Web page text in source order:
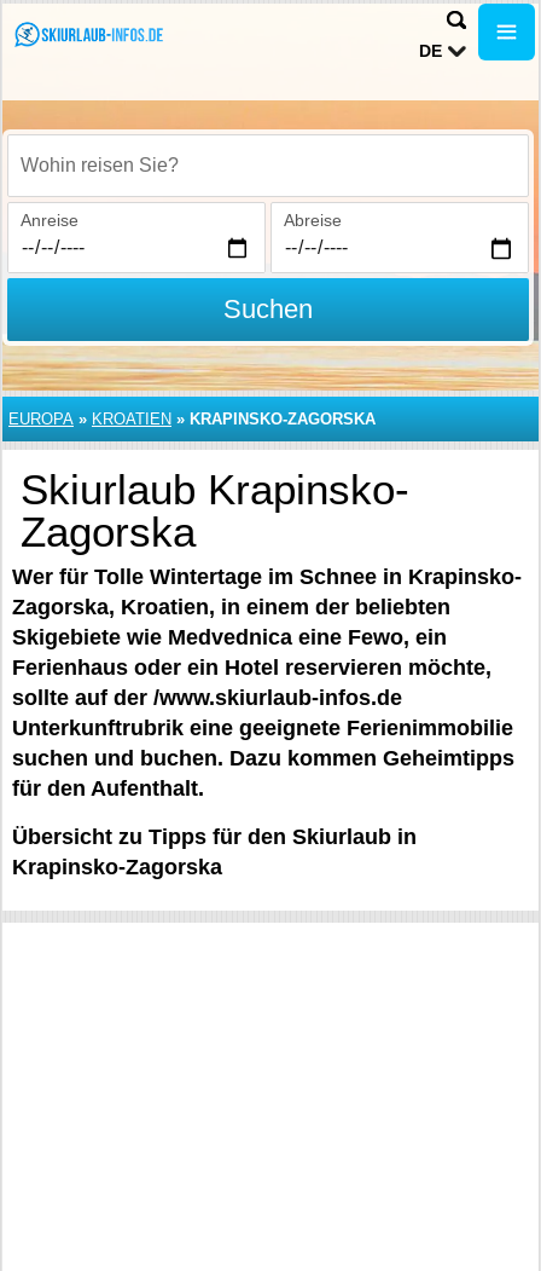
DE
Wohin reisen Sie?
Anreise Abreise
Suchen
EUROPA » KROATIEN » KRAPINSKO-ZAGORSKA
Skiurlaub Krapinsko-
Zagorska
Wer für Tolle Wintertage im Schnee in Krapinsko-
Zagorska, Kroatien, in einem der beliebten
Skigebiete wie Medvednica eine Fewo, ein
Ferienhaus oder ein Hotel reservieren möchte,
sollte auf der /www.skiurlaub-infos.de
Unterkunftrubrik eine geeignete Ferienimmobilie
suchen und buchen. Dazu kommen Geheimtipps
für den Aufenthalt.
Übersicht zu Tipps für den Skiurlaub in
Krapinsko-Zagorska